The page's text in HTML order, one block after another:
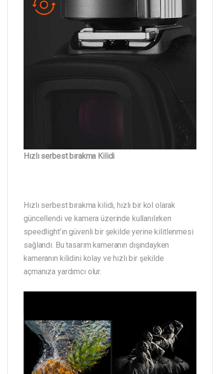
Hızlı serbest bırakma Kilidi
Hızlı serbest bırakma kilidi, hızlı bir kol olarak
güncellendi ve kamera üzerinde kullanılırken
speedlight’ın güvenli bir şekilde yerine kilitlenmesi
sağlandı. Bu tasarım kameranın dışındayken
kameranın kilidini kolay ve hızlı bir şekilde
açmanıza yardımcı olur.